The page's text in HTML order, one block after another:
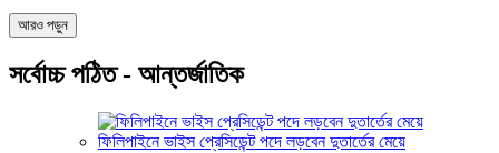
আরও পড়ুন
সর্বোচ্চ পঠিত - আন্তর্জাতিক
ফিলিপাইনে ভাইস প্রেসিডেন্ট পদে লড়বেন দুতার্তের মেয়ে